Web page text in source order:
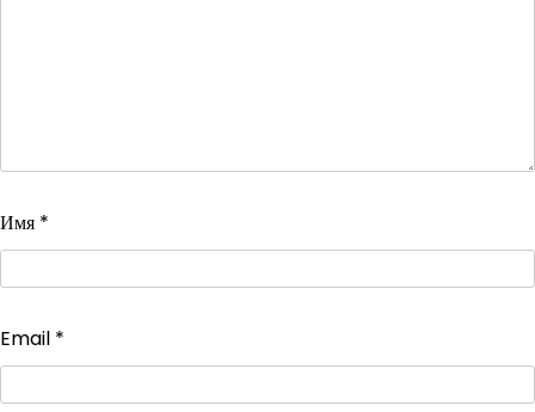
Имя *
Email *